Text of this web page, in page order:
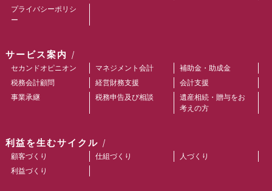
プライバシーポリシ
ー
サービス案内
セカンドオピニオン マネジメント会計
補助金・助成金
税務会計顧問
経営財務支援
会計支援
事業承継
税務申告及び相談
遺産相続・贈与をお
考えの方
利益を生むサイクル
顧客づくり 仕組づくり
人づくり
利益づくり